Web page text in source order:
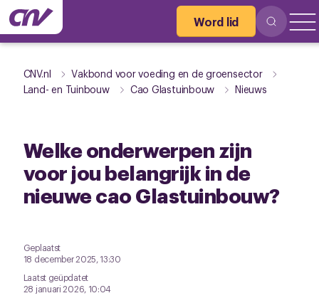
Word lid
CNV.nl
Vakbond voor voeding en de groensector
Land- en Tuinbouw
Cao Glastuinbouw Nieuws
Welke onderwerpen zijn
voor jou belangrijk in de
nieuwe cao Glastuinbouw?
Geplaatst
18 december 2025, 13:30
Laatst geüpdatet
28 januari 2026, 10:04